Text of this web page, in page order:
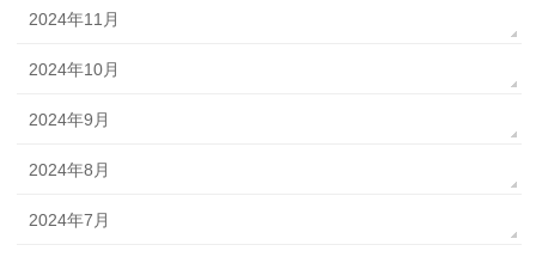
2024年11月
2024年10月
2024年9月
2024年8月
2024年7月